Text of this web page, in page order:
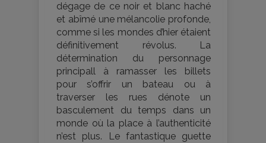
dégage de ce noir et blanc haché
et abîmé une mélancolie profonde,
comme si les mondes d’hier étaient
définitivement révolus. La
détermination du personnage
principall à ramasser les billets
pour s’offrir un bateau ou à
traverser les rues dénote un
basculement du temps dans un
monde où la place à l’authenticité
n’est plus. Le fantastique guette